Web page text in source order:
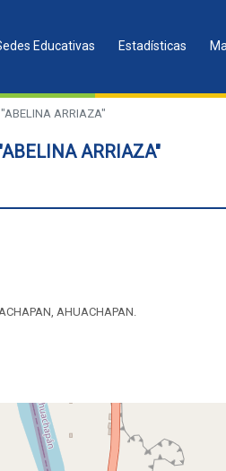
Educativas Estadísticas
ARRIAZA"
ARRIAZA"
AHUACHAPAN.